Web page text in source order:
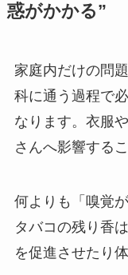
惑がかかる”
家庭内だけの問
科に通う過程で
なります。衣服
さんへ影響する
何よりも「嗅覚
タバコの残り香
を促進させたり